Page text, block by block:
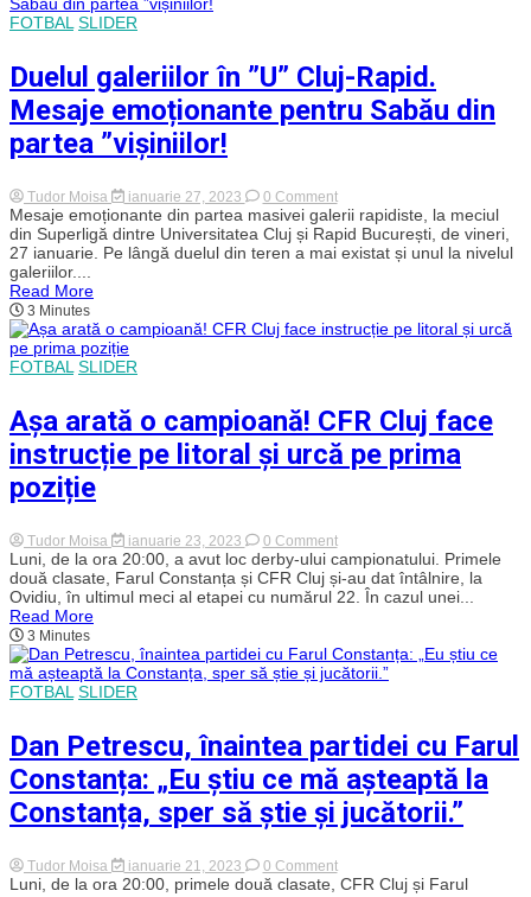
câștigăm!”
FOTBAL SLIDER
Duelul galeriilor în ”U” Cluj-Rapid.
Mesaje emoționante pentru Sabău din
partea ”vișiniilor!
Tudor Moisa ianuarie 27, 2023 0 Commenton
Duelul
galeriilor
în
”U”
emoționante
”vișiniilor!
Mesaje emoționante din partea masivei galerii rapidiste, la meciul
din Superligă dintre Universitatea Cluj și Rapid București, de vineri,
27 ianuarie. Pe lângă duelul din teren a mai existat și unul la nivelul
galeriilor....
Read More
3 Minutes
FOTBAL SLIDER
Așa arată o campioană! CFR Cluj face
instrucție pe litoral și urcă pe prima
poziție
Tudor Moisa ianuarie 23, 2023 0 Commenton
Așa
arată
o
campioană!
face
instrucție
urcă
pe
prima
poziție
Luni, de la ora 20:00, a avut loc derby-ului campionatului. Primele
două clasate, Farul Constanța și CFR Cluj și-au dat întâlnire, la
Ovidiu, în ultimul meci al etapei cu numărul 22. În cazul unei...
Read More
3 Minutes
FOTBAL SLIDER
Dan Petrescu, înaintea partidei cu Farul
Constanța: „Eu știu ce mă așteaptă la
Constanța, sper să știe și jucătorii.”
Tudor Moisa ianuarie 21, 2023 0 Commenton
Dan
Luni, de la ora 20:00, primele două clasate, CFR Cluj și Farul